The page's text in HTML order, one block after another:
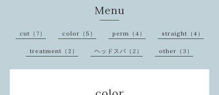
Menu
cut（7） color（5） perm（4） straight（4）
treatment（2） ヘッドスパ（2） other（3）